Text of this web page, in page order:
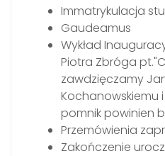
Immatrykulacja
Gaudeamus
Wykład
Piotra Zbróga
zawdzięczamy
Kochanowskiemu
pomnik powinien
Przemówienia
Zakończenie